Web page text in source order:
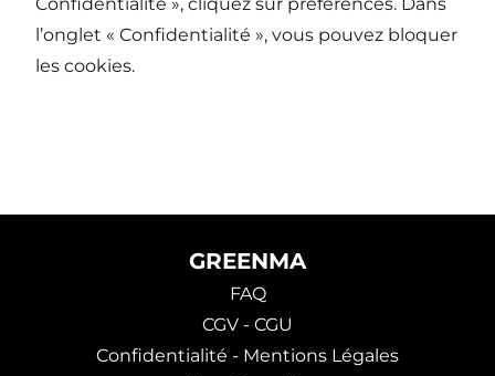
l’onglet « Confidentialité », vous pouvez bloquer
les cookies.
GREENMA
FAQ
CGV - CGU
Confidentialité - Mentions Légales